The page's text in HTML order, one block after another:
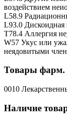
воздействием
L58.9
L93.0 Дискоидная
T78.4 Аллергия
W57 Укус или
неядовитыми
Товары
0010
Наличие